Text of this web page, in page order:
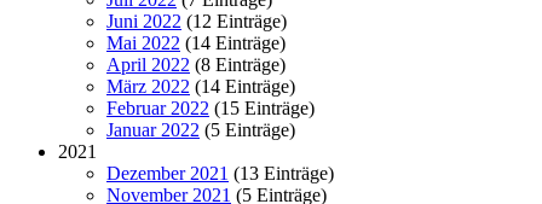
Juni 2022 (12 Einträge)
Mai 2022 (14 Einträge)
April 2022 (8 Einträge)
März 2022 (14 Einträge)
Februar 2022 (15 Einträge)
Januar 2022 (5 Einträge)
2021
Dezember 2021 (13 Einträge)
November 2021 (5 Einträge)